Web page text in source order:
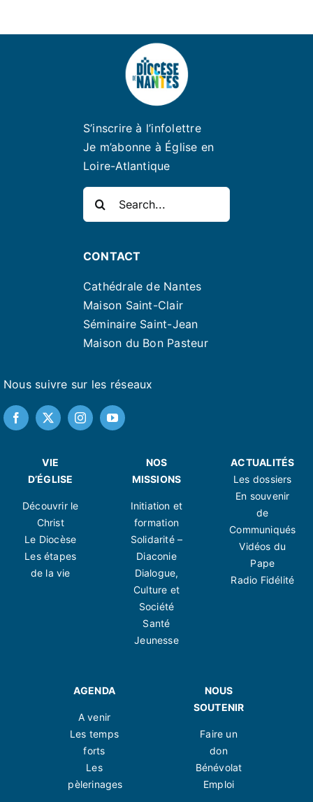
S’inscrire à l’infolettre
Je m’abonne à Église en
Loire-Atlantique
Nous suivre sur les réseaux
CONTACT
Cathédrale de Nantes
Maison Saint-Clair
Séminaire Saint-Jean
Maison du Bon Pasteur
VIE
D’ÉGLISE
Découvrir le
Christ
Le Diocèse
Les étapes
de la vie
NOS
MISSIONS
Initiation et
formation
Solidarité –
Diaconie
Dialogue,
Culture et
Société
Santé
Jeunesse
ACTUALITÉS
Les dossiers
En souvenir
de
Communiqués
Vidéos du
Pape
Radio Fidélité
AGENDA
A venir
Les temps
forts
Les
pèlerinages
NOUS
SOUTENIR
Faire un
don
Bénévolat
Emploi